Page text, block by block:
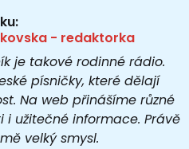
- redaktorka
je takové rodinné rádio.
písničky, které dělají
Na web přinášíme různé
i užitečné informace. Právě
velký smysl.